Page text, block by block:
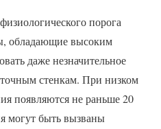
порога
обладающие высоким
даже незначительное
стенкам. При низком
появляются не раньше 20
могут быть вызваны